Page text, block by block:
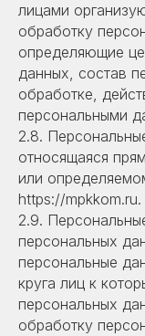
лицами
обработку
определяющие
данных, состав
обработке,
персональными
2.8.
относящаяся
или
https://mpkkom.ru.
2.9.
персональных
персональные
круга лиц к
персональных
обработку